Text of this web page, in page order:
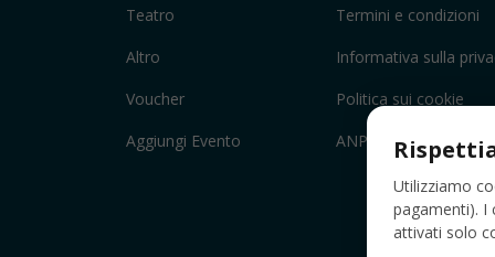
Teatro
Altro
Voucher
Aggiungi Evento
Termini e condizioni
Informativa sulla
Politica sui cookie
ANPC
Utilizziamo
pagamenti). I
attivati solo